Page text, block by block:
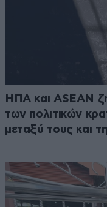
ΗΠΑ και ASEAN
των πολιτικών
μεταξύ τους και